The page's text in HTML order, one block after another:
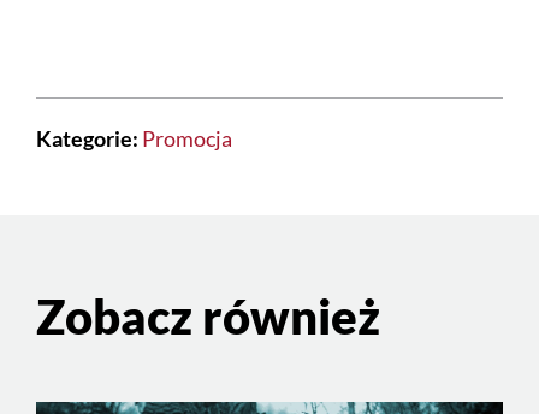
Kategorie: Promocja
Zobacz również